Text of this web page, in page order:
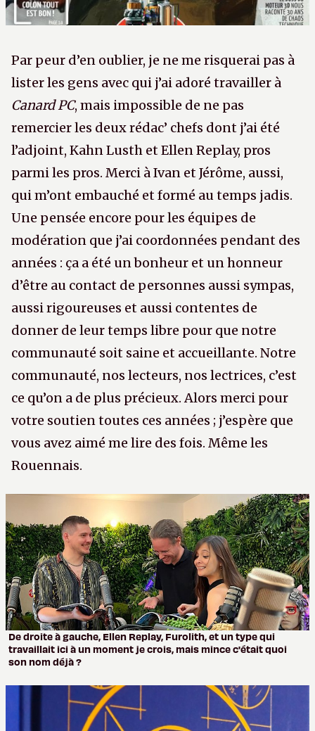
Par peur d’en oublier, je ne me risquerai pas à
lister les gens avec qui j’ai adoré travailler à
Canard PC, mais impossible de ne pas
remercier les deux rédac’ chefs dont j’ai été
l’adjoint, Kahn Lusth et Ellen Replay, pros
parmi les pros. Merci à Ivan et Jérôme, aussi,
qui m’ont embauché et formé au temps jadis.
Une pensée encore pour les équipes de
modération que j’ai coordonnées pendant des
années : ça a été un bonheur et un honneur
d’être au contact de personnes aussi sympas,
aussi rigoureuses et aussi contentes de
donner de leur temps libre pour que notre
communauté soit saine et accueillante. Notre
communauté, nos lecteurs, nos lectrices, c’est
ce qu’on a de plus précieux. Alors merci pour
votre soutien toutes ces années ; j’espère que
vous avez aimé me lire des fois. Même les
Rouennais.
De droite à gauche, Ellen Replay, Furolith, et un type qui
travaillait ici à un moment je crois, mais mince c'était quoi
son nom déjà ?